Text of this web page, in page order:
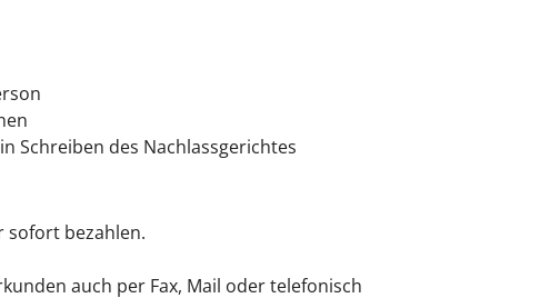
Schreiben des Nachlassgerichtes
sofort bezahlen.
auch per Fax, Mail oder telefonisch